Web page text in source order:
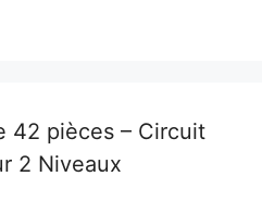
42 pièces – Circuit
2 Niveaux